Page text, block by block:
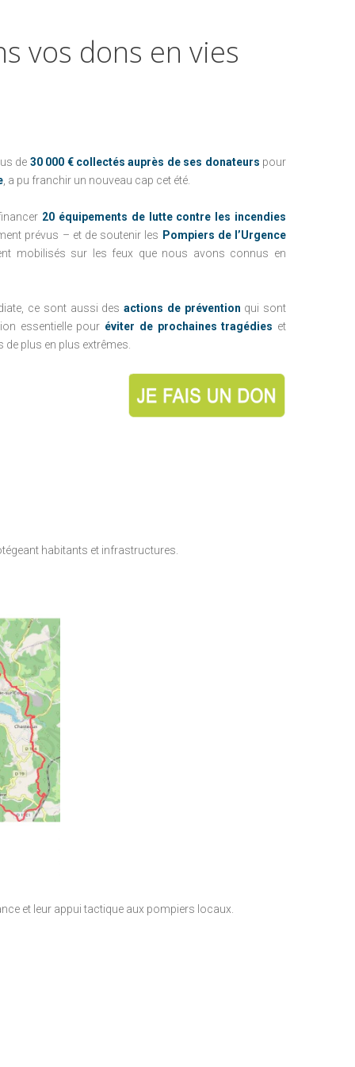
L'ENFANCE AU CHRU DE TOURS
L'ENFANCE AU CHU DE NANTES
REÇUS FISCAUX
PRÉCÉDEMMENT
FAIRE UN LEG
vos dons en vies
de 30 000 € collectés auprès de ses donateurs pour
, a pu franchir un nouveau cap cet été.
20 équipements de lutte contre les incendies
prévus – et de soutenir les Pompiers de l’Urgence
mobilisés sur les feux que nous avons connus en
ce sont aussi des actions de prévention qui sont
essentielle pour éviter de prochaines tragédies et
plus en plus extrêmes.
habitants et infrastructures.
et leur appui tactique aux pompiers locaux.